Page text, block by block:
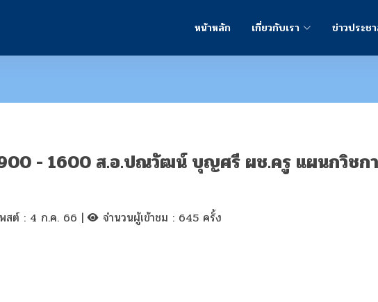
หน้าหลัก เกี่ยวกับเรา ข่าวประช
- 1600 ส.อ.ปณวัฒน์ บุญศรี ผช.ครู แผนกวิชกา
สต์ : 4 ก.ค. 66 | จำนวนผู้เข้าชม : 645 ครั้ง